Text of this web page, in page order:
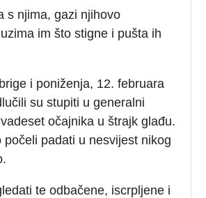
s njima, gazi njihovo
im što stigne i pušta ih
i poniženja, 12. februara
su stupiti u generalni
očajnika u štrajk glađu.
počeli padati u nesvijest nikog
te odbačene, iscrpljene i